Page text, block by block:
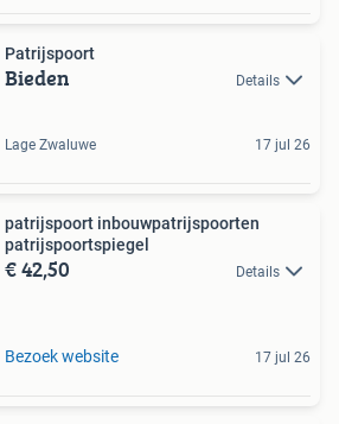
Patrijspoort
Bieden Details
Lage Zwaluwe 17 jul 26
patrijspoort inbouwpatrijspoorten
patrijspoortspiegel
€ 42,50 Details
Bezoek website 17 jul 26